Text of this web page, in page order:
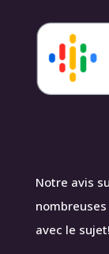
Notre avis
avec le sujet!